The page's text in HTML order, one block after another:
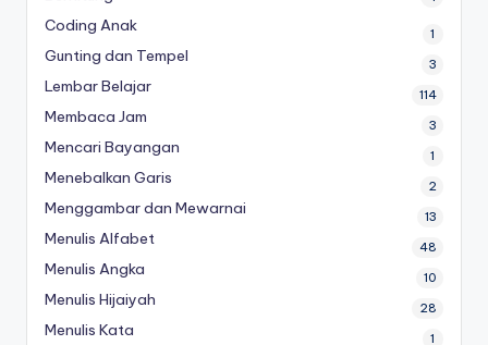
Coding Anak 1
Gunting dan Tempel 3
Lembar Belajar 114
Membaca Jam 3
Mencari Bayangan 1
Menebalkan Garis 2
Menggambar dan Mewarnai 13
Menulis Alfabet 48
Menulis Angka 10
Menulis Hijaiyah 28
Menulis Kata 1